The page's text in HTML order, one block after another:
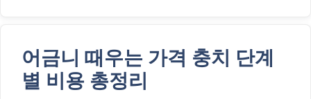
어금니 때우는 가격 충치 단계
별 비용 총정리